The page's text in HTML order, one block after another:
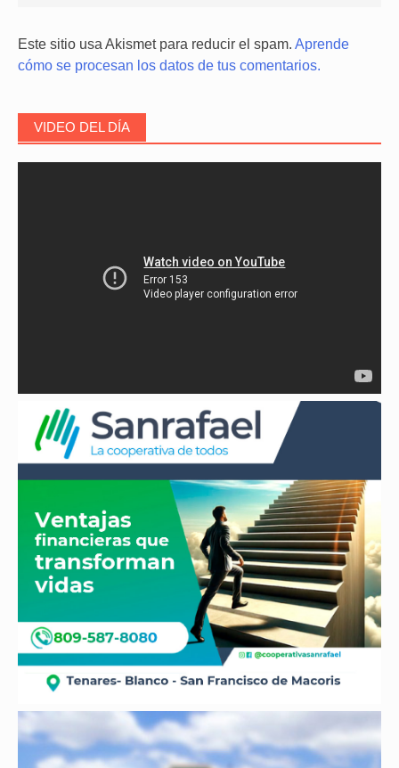
Este sitio usa Akismet para reducir el spam. Aprende
cómo se procesan los datos de tus comentarios.
VIDEO DEL DÍA